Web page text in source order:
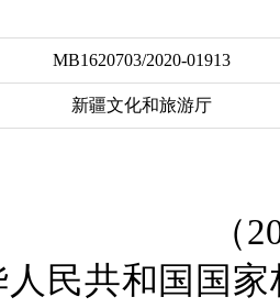
MB1620703/2020-01913
新疆文化和旅游厅
（
民共和国国